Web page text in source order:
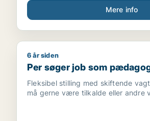
Mere info
Per søger job som pædagog
6 år siden
Per søger job som
Fleksibel stilling med skiftende
må gerne være tilkalde eller andre